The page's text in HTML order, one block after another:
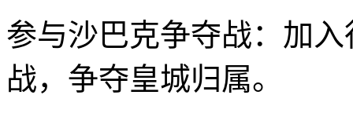
参与沙巴克争夺战：加
战，争夺皇城归属。